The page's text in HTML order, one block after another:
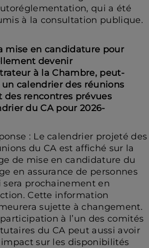
qui a été
à la consultation publique.
mise en candidature pour
devenir
à la Chambre, peut-
un calendrier des réunions
des rencontres prévues
du CA pour 2026-
: Le calendrier projeté des
du CA est affiché sur la
de mise en candidature du
en assurance de personnes
sera prochainement en
Cette information
sujette à changement.
à l’un des comités
du CA peut aussi avoir
sur les disponibilités